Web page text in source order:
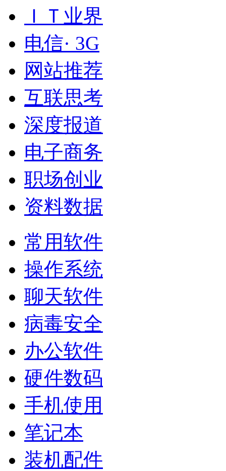
ＩＴ业界
电信· 3G
网站推荐
互联思考
深度报道
电子商务
职场创业
资料数据
常用软件
操作系统
聊天软件
病毒安全
办公软件
硬件数码
手机使用
笔记本
装机配件